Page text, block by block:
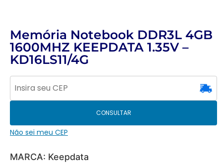
Memória Notebook DDR3L 4GB
1600MHZ KEEPDATA 1.35V –
KD16LS11/4G
CONSULTAR
Não sei meu CEP
MARCA: Keepdata